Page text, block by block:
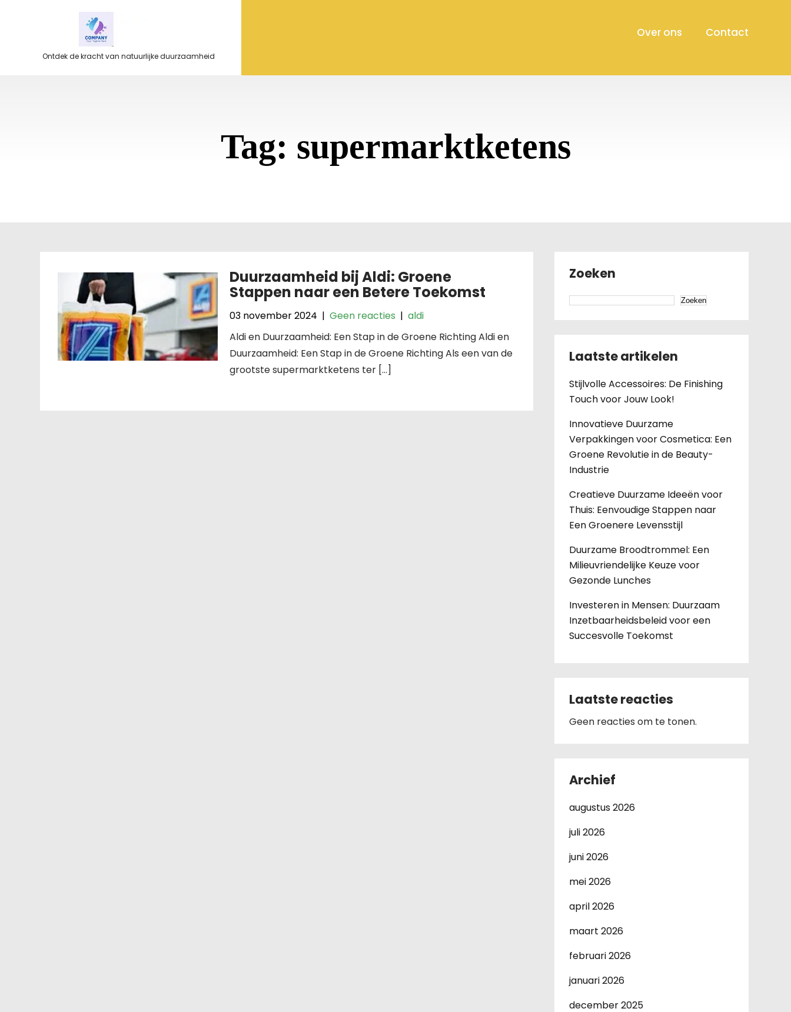
Ontdek de kracht van natuurlijke duurzaamheid
Over ons Contact
Tag: supermarktketens
Duurzaamheid bij Aldi: Groene
Stappen naar een Betere Toekomst
03 november 2024 |Geen reacties |aldi
Aldi en Duurzaamheid: Een Stap in de Groene Richting Aldi en
Duurzaamheid: Een Stap in de Groene Richting Als een van de
grootste supermarktketens ter […]
Zoeken
Zoeken
Laatste artikelen
Stijlvolle Accessoires: De Finishing
Touch voor Jouw Look!
Innovatieve Duurzame
Verpakkingen voor Cosmetica: Een
Groene Revolutie in de Beauty-
Industrie
Creatieve Duurzame Ideeën voor
Thuis: Eenvoudige Stappen naar
Een Groenere Levensstijl
Duurzame Broodtrommel: Een
Milieuvriendelijke Keuze voor
Gezonde Lunches
Investeren in Mensen: Duurzaam
Inzetbaarheidsbeleid voor een
Succesvolle Toekomst
Laatste reacties
Geen reacties om te tonen.
Archief
augustus 2026
juli 2026
juni 2026
mei 2026
april 2026
maart 2026
februari 2026
januari 2026
december 2025